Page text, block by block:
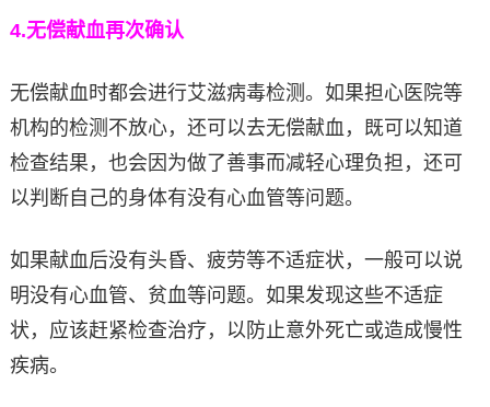
4.无偿献血再次确认
无偿献血时都会进行艾滋病毒检测。如果担心医院等
机构的检测不放心，还可以去无偿献血，既可以知道
检查结果，也会因为做了善事而减轻心理负担，还可
以判断自己的身体有没有心血管等问题。
如果献血后没有头昏、疲劳等不适症状，一般可以说
明没有心血管、贫血等问题。如果发现这些不适症
状，应该赶紧检查治疗，以防止意外死亡或造成慢性
疾病。